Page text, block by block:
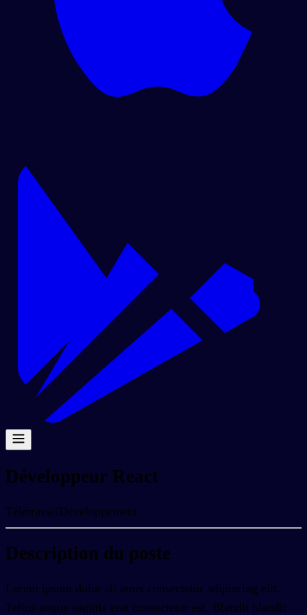
Développeur React
TélétravailDéveloppement
Description du poste
Lorem ipsum dolor sit amet consectetur adipiscing elit.
Tellus augue sagittis erat consectetur est. Blandit blandit